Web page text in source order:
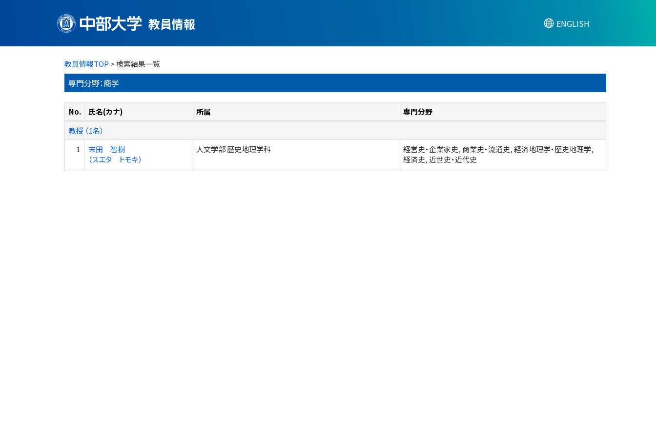
教員情報 ENGLISH
教員情報TOP > 検索結果一覧
専門分野：商学
No. 氏名(カナ) 所属
専門分野
教授 （1名）
1
末田 智樹
（スエタ トモキ）
人文学部 歴史地理学科
経営史・企業家史, 商業史・流通史, 経済地理学・歴史地理学,
経済史, 近世史・近代史